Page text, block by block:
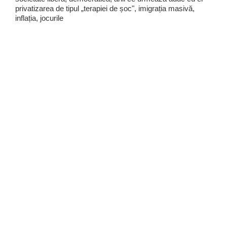
privatizarea de tipul „terapiei de șoc", imigrația masivă,
inflația, jocurile